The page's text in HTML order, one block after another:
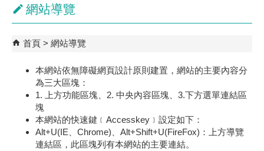
網站導覽
首頁 網站導覽
本網站依無障礙網頁設計原則建置，網站的主要內容分
為三大區塊：
1. 上方功能區塊、2. 中央內容區塊、3.下方選單連結區
塊
本網站的快速鍵﹝Accesskey﹞設定如下：
Alt+U(IE、Chrome)、Alt+Shift+U(FireFox)：上方導覽
連結區，此區塊列有本網站的主要連結。